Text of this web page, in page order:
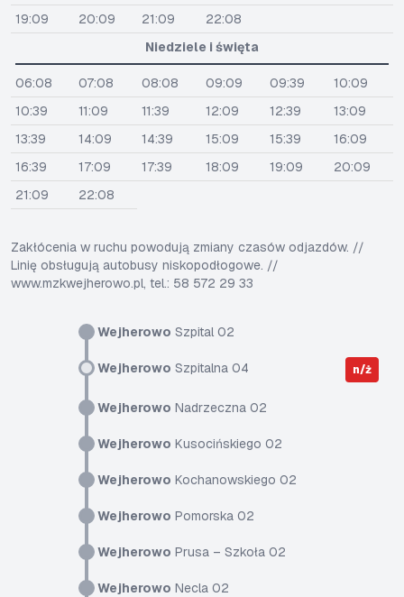
Wejherowo Szpital 02
Wejherowo Szpitalna 04 n/ż
Wejherowo Nadrzeczna 02
Wejherowo Kusocińskiego 02
Wejherowo Kochanowskiego 02
Wejherowo Pomorska 02
Wejherowo Prusa – Szkoła 02
Wejherowo Necla 02
19:09
20:09 21:09
22:08
Niedziele i święta
06:08 07:08 08:08 09:09 09:39
10:09
10:39
11:09 11:39 12:09 12:39
13:09
13:39
14:09 14:39 15:09 15:39
16:09
16:39
17:09 17:39 18:09 19:09
20:09
21:09
22:08
Zakłócenia w ruchu powodują zmiany czasów odjazdów. //
Linię obsługują autobusy niskopodłogowe. //
www.mzkwejherowo.pl, tel.: 58 572 29 33